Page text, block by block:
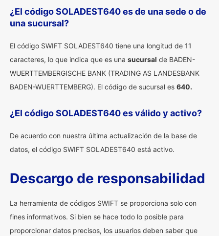
¿El código SOLADEST640 es de una sede o de
una sucursal?
El código SWIFT SOLADEST640 tiene una longitud de 11
caracteres, lo que indica que es una sucursal de BADEN-
WUERTTEMBERGISCHE BANK (TRADING AS LANDESBANK
BADEN-WUERTTEMBERG). El código de sucursal es 640.
¿El código SOLADEST640 es válido y activo?
De acuerdo con nuestra última actualización de la base de
datos, el código SWIFT SOLADEST640 está activo.
Descargo de responsabilidad
La herramienta de códigos SWIFT se proporciona solo con
fines informativos. Si bien se hace todo lo posible para
proporcionar datos precisos, los usuarios deben saber que